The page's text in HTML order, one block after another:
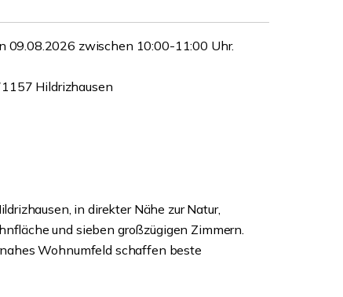
09.08.2026 zwischen 10:00-11:00 Uhr.
Hildrizhausen
in direkter Nähe zur Natur,
und sieben großzügigen Zimmern.
Wohnumfeld schaffen beste